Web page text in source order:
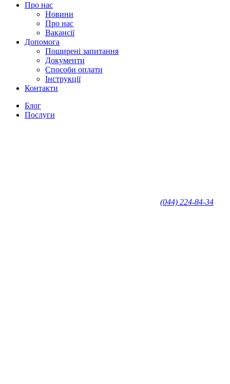
Про нас
Новини
Про нас
Вакансії
Допомога
Поширені запитання
Документи
Способи оплати
Інструкції
Контакти
Блог
Послуги
(044) 224-84-34